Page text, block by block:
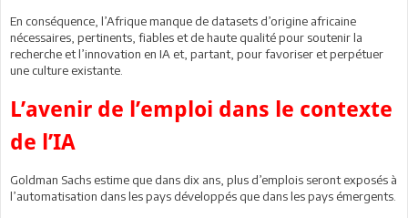
En conséquence, l’Afrique manque de datasets d’origine africaine
nécessaires, pertinents, fiables et de haute qualité pour soutenir la
recherche et l’innovation en IA et, partant, pour favoriser et perpétuer
une culture existante.
L’avenir de l’emploi dans le contexte
de l’IA
Goldman Sachs estime que dans dix ans, plus d’emplois seront exposés à
l’automatisation dans les pays développés que dans les pays émergents.